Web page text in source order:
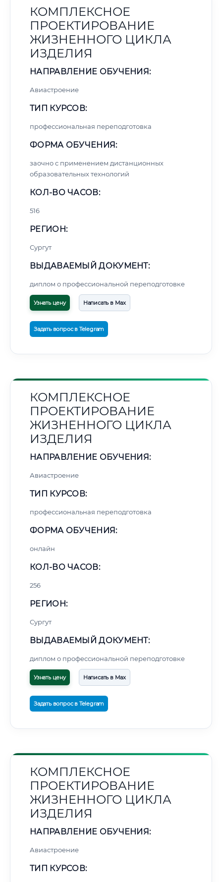
КОМПЛЕКСНОЕ
ПРОЕКТИРОВАНИЕ
ЖИЗНЕННОГО ЦИКЛА
ИЗДЕЛИЯ
НАПРАВЛЕНИЕ ОБУЧЕНИЯ:
Авиастроение
ТИП КУРСОВ:
профессиональная переподготовка
ФОРМА ОБУЧЕНИЯ:
заочно с применением дистанционных
образовательных технологий
КОЛ-ВО ЧАСОВ:
516
РЕГИОН:
Сургут
ВЫДАВАЕМЫЙ ДОКУМЕНТ:
диплом о профессиональной переподготовке
Узнать цену Написать в Max
Задать вопрос в Telegram
КОМПЛЕКСНОЕ
ПРОЕКТИРОВАНИЕ
ЖИЗНЕННОГО ЦИКЛА
ИЗДЕЛИЯ
НАПРАВЛЕНИЕ ОБУЧЕНИЯ:
Авиастроение
ТИП КУРСОВ:
профессиональная переподготовка
ФОРМА ОБУЧЕНИЯ:
онлайн
КОЛ-ВО ЧАСОВ:
256
РЕГИОН:
Сургут
ВЫДАВАЕМЫЙ ДОКУМЕНТ:
диплом о профессиональной переподготовке
Узнать цену Написать в Max
Задать вопрос в Telegram
КОМПЛЕКСНОЕ
ПРОЕКТИРОВАНИЕ
ЖИЗНЕННОГО ЦИКЛА
ИЗДЕЛИЯ
НАПРАВЛЕНИЕ ОБУЧЕНИЯ:
Авиастроение
ТИП КУРСОВ: